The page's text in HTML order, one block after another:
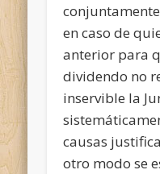
en caso de
anterior para
dividendo no
inservible la
causas
otro modo se